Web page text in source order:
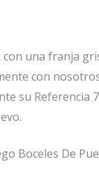
una franja
con
su Referencia
Boceles De